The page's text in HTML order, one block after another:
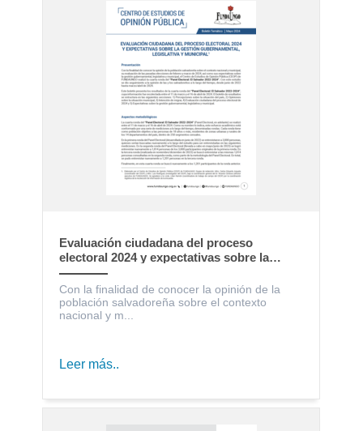
Evaluación ciudadana del proceso
electoral 2024 y expectativas sobre la
gestión gubernamental, legislativa y
municipal
Con la finalidad de conocer la opinión de la
población salvadoreña sobre el contexto
nacional y m...
Leer más..